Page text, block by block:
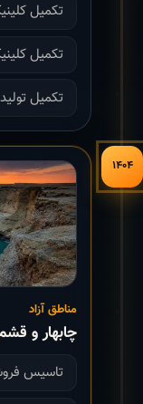
تکمیل
تکمیل
تکمیل
۱۴۰۴
مناطق آزاد
چابهار و
تاسیس